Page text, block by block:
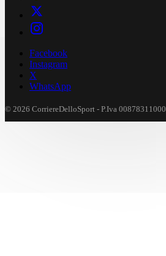
Facebook
Instagram
X
WhatsApp
© 2026 CorriereDelloSport - P.Iva 00878311000